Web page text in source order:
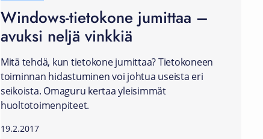
Windows-tietokone jumittaa –
avuksi neljä vinkkiä
Mitä tehdä, kun tietokone jumittaa? Tietokoneen
toiminnan hidastuminen voi johtua useista eri
seikoista. Omaguru kertaa yleisimmät
huoltotoimenpiteet.
19.2.2017